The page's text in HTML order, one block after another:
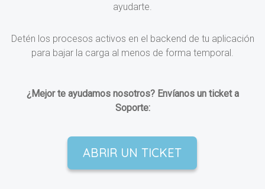
ayudarte.
Detén los procesos activos en el backend de tu aplicación
para bajar la carga al menos de forma temporal.
¿Mejor te ayudamos nosotros? Envíanos un ticket a
Soporte:
ABRIR UN TICKET